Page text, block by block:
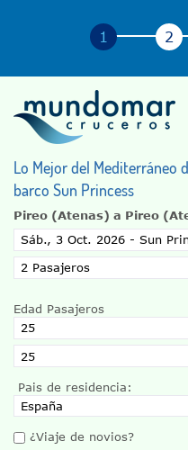
Lo Mejor del Mediterráneo
barco Sun Princess
Pireo (Atenas) a Pireo
Edad Pasajeros
Pais de residencia:
¿Viaje de novios?